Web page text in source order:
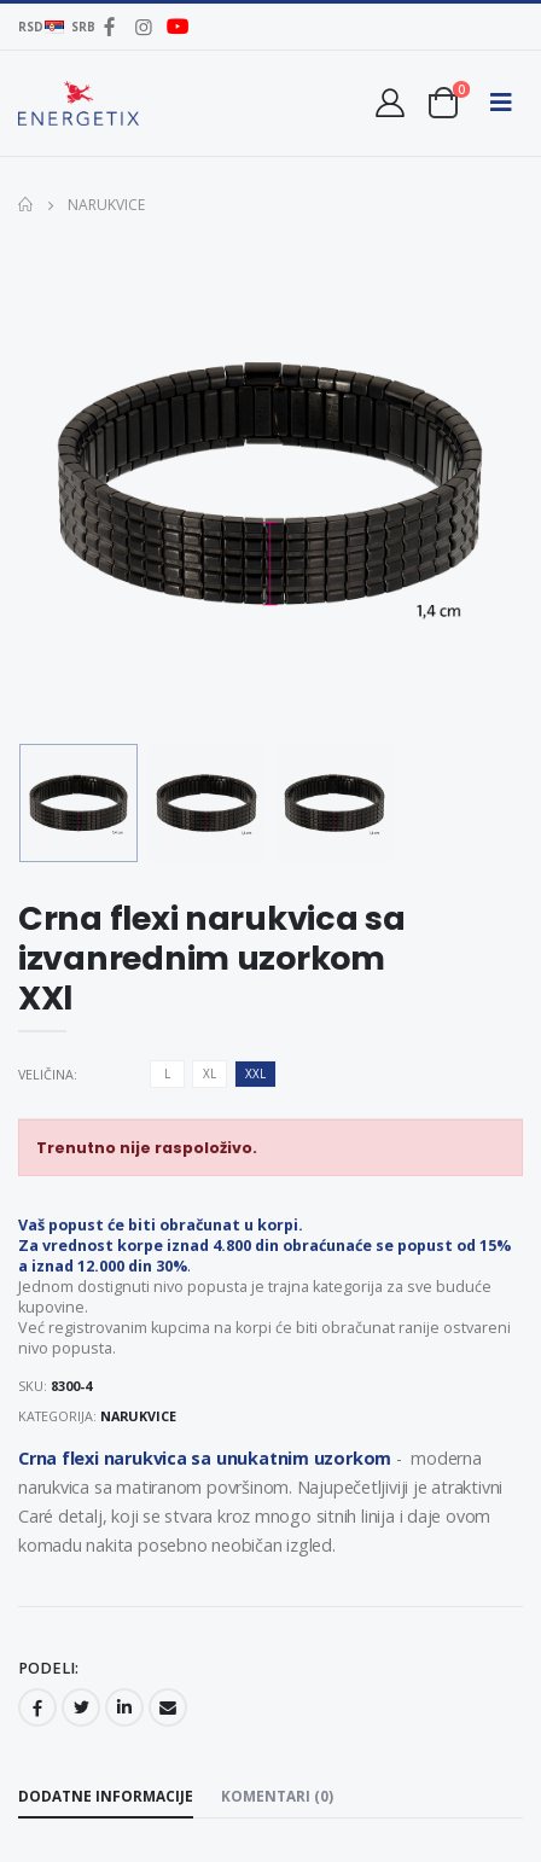
RSD SRB
0
NARUKVICE
Crna flexi narukvica sa
izvanrednim uzorkom
XXl
VELIČINA: L XL XXL
Trenutno nije raspoloživo.
Vaš popust će biti obračunat u korpi.
Za vrednost korpe iznad 4.800 din obraćunaće se popust od 15%
a iznad 12.000 din 30%.
Jednom dostignuti nivo popusta je trajna kategorija za sve buduće
kupovine.
Već registrovanim kupcima na korpi će biti obračunat ranije ostvareni
nivo popusta.
SKU: 8300-4
KATEGORIJA: NARUKVICE
Crna flexi narukvica sa unukatnim uzorkom - moderna
narukvica sa matiranom površinom. Najupečetljiviji je atraktivni
Caré detalj, koji se stvara kroz mnogo sitnih linija i daje ovom
komadu nakita posebno neobičan izgled.
PODELI:
DODATNE INFORMACIJE KOMENTARI (0)